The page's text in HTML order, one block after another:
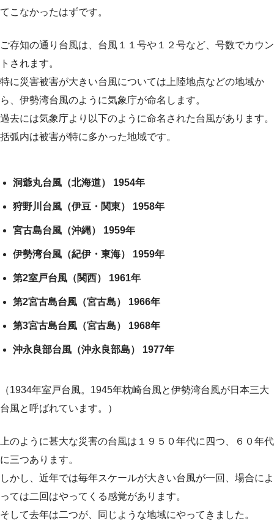
てこなかったはずです。
ご存知の通り台風は、台風１１号や１２号など、号数でカウン
トされます。
特に災害被害が大きい台風については上陸地点などの地域か
ら、伊勢湾台風のように気象庁が命名します。
過去には気象庁より以下のように命名された台風があります。
括弧内は被害が特に多かった地域です。
洞爺丸台風（北海道） 1954年
狩野川台風（伊豆・関東） 1958年
宮古島台風（沖縄） 1959年
伊勢湾台風（紀伊・東海） 1959年
第2室戸台風（関西） 1961年
第2宮古島台風（宮古島） 1966年
第3宮古島台風（宮古島） 1968年
沖永良部台風（沖永良部島） 1977年
（1934年室戸台風。1945年枕崎台風と伊勢湾台風が日本三大
台風と呼ばれています。）
上のように甚大な災害の台風は１９５０年代に四つ、６０年代
に三つあります。
しかし、近年では毎年スケールが大きい台風が一回、場合によ
っては二回はやってくる感覚があります。
そして去年は二つが、同じような地域にやってきました。